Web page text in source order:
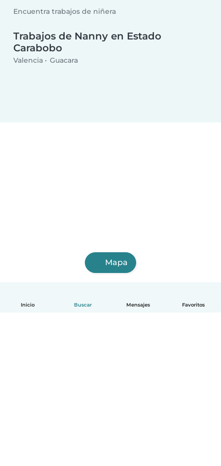
Inicio Buscar Mensajes Favoritos
Encuentra trabajos de niñera
Trabajos de Nanny en Estado
Carabobo
Valencia Guacara
Mapa